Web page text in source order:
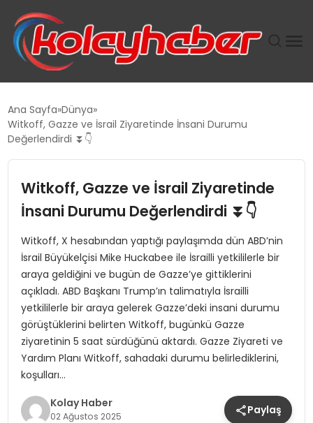
SUWEN’IN İSTIHDAM MODELI EKONOMIDE KADIN
TANYER YAPI ZEMIN MÜHENDISLIĞINDE HEDEF
BÜYÜTTÜ
TOROSLAR’DA PAZAR GERGİNLİĞİ!
Ana Sayfa Dünya
Witkoff, Gazze ve İsrail Ziyaretinde İnsani Durumu
Değerlendirdi ⏬👇
Witkoff, Gazze ve İsrail Ziyaretinde
İnsani Durumu Değerlendirdi ⏬👇
Witkoff, X hesabından yaptığı paylaşımda dün ABD’nin
İsrail Büyükelçisi Mike Huckabee ile İsrailli yetkililerle bir
araya geldiğini ve bugün de Gazze’ye gittiklerini
açıkladı. ABD Başkanı Trump’ın talimatıyla İsrailli
yetkililerle bir araya gelerek Gazze’deki insani durumu
görüştüklerini belirten Witkoff, bugünkü Gazze
ziyaretinin 5 saat sürdüğünü aktardı. Gazze Ziyareti ve
Yardım Planı Witkoff, sahadaki durumu belirlediklerini,
koşulları…
Kolay Haber
02 Ağustos 2025 Paylaş